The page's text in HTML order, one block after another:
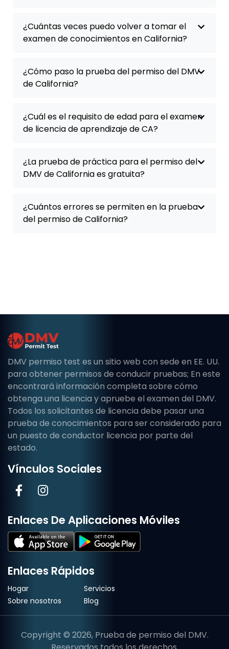
¿Cuántas veces puedo volver a tomar el
examen de conocimientos en California?
¿Cómo paso la prueba del permiso del DMV
de California?
¿Cuál es el requisito de edad para el examen
de licencia de aprendizaje de CA?
¿La prueba de práctica para el permiso del
DMV de California es gratuita?
¿Cuántos errores se permiten en la prueba
del permiso de California?
DMV permiso test es un sitio web con sede en EE. UU.
para obtener permisos de conducir pruebas; En este
encontrará información completa sobre cómo
obtenga una licencia y apruebe el examen del DMV.
Todos los solicitantes de licencia debe pasar una
prueba de conocimientos para ser considerado para
un puesto de conductor licencia por parte del
estado.
Vínculos Sociales
Enlaces De Aplicaciones Móviles
Enlaces Rápidos
Hogar
Sobre nosotros
Servicios
Blog
Copyright © 2026, Prueba de permiso del DMV.